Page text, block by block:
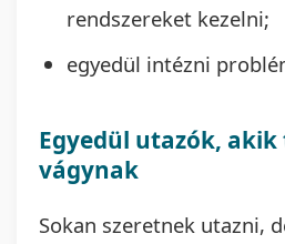
rendszereket kezelni;
egyedül intézni
Egyedül utazók, akik
vágynak
Sokan szeretnek utazni,